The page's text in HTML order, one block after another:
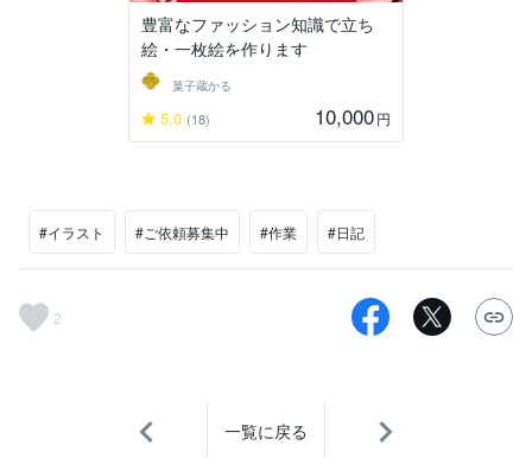
豊富なファッション知識で立ち
絵・一枚絵を作ります
菓子蔵かる
5.0 (18) 10,000円
#イラスト #ご依頼募集中 #作業 #日記
2
一覧に戻る